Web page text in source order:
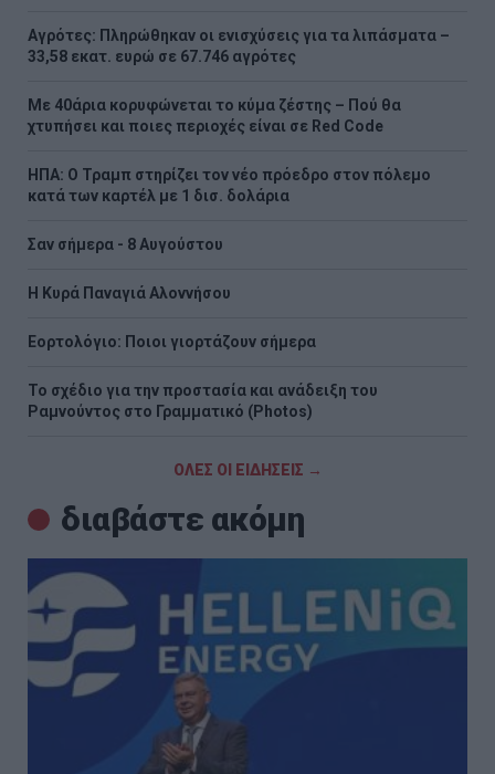
Αγρότες: Πληρώθηκαν οι ενισχύσεις για τα λιπάσματα –
33,58 εκατ. ευρώ σε 67.746 αγρότες
Με 40άρια κορυφώνεται το κύμα ζέστης – Πού θα
χτυπήσει και ποιες περιοχές είναι σε Red Code
ΗΠΑ: Ο Τραμπ στηρίζει τον νέο πρόεδρο στον πόλεμο
κατά των καρτέλ με 1 δισ. δολάρια
Σαν σήμερα - 8 Αυγούστου
H Κυρά Παναγιά Αλοννήσου
Εορτολόγιο: Ποιοι γιορτάζουν σήμερα
Το σχέδιο για την προστασία και ανάδειξη του
Ραμνούντος στο Γραμματικό (Photos)
ΟΛΕΣ ΟΙ ΕΙΔΗΣΕΙΣ →
διαβάστε ακόμη